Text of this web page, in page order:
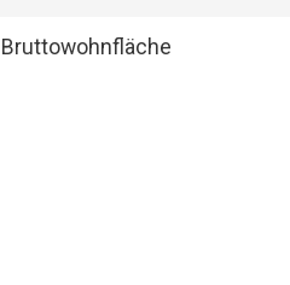
Bruttowohnfläche